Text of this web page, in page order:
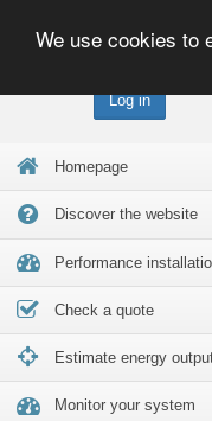
Log in
Homepage
Discover the website
Performance
Check a quote
Estimate energy
Monitor your system
We use cookies to